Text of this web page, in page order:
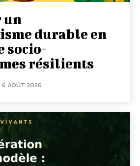
un
durable en
socio-
résilients
6 AOÛT 2026